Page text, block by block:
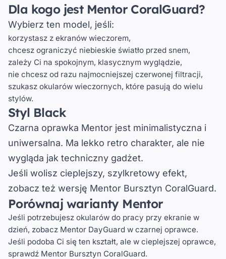
Dla kogo jest Mentor CoralGuard?
Wybierz ten model, jeśli:
korzystasz z ekranów wieczorem,
chcesz ograniczyć niebieskie światło przed snem,
zależy Ci na spokojnym, klasycznym wyglądzie,
nie chcesz od razu najmocniejszej czerwonej filtracji,
szukasz okularów wieczornych, które pasują do wielu
stylów.
Styl Black
Czarna oprawka Mentor jest minimalistyczna i
uniwersalna. Ma lekko retro charakter, ale nie
wygląda jak techniczny gadżet.
Jeśli wolisz cieplejszy, szylkretowy efekt,
zobacz też wersję Mentor Bursztyn CoralGuard.
Porównaj warianty Mentor
Jeśli potrzebujesz okularów do pracy przy ekranie w
dzień, zobacz Mentor DayGuard w czarnej oprawce.
Jeśli podoba Ci się ten kształt, ale w cieplejszej oprawce,
sprawdź Mentor Bursztyn CoralGuard.